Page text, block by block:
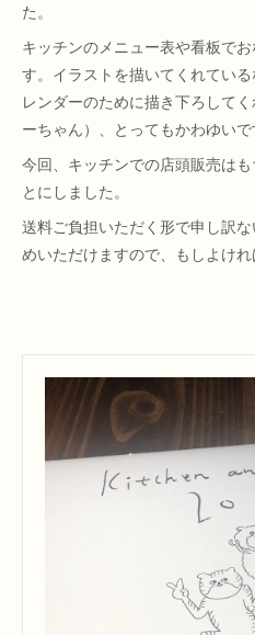
た。
キッチンのメニュー表や看板で
す。イラストを描いてくれてい
レンダーのために描き下ろして
ーちゃん）、とってもかわゆいで
今回、キッチンでの店頭販売は
とにしました。
送料ご負担いただく形で申し訳
めいただけますので、もしよけれ